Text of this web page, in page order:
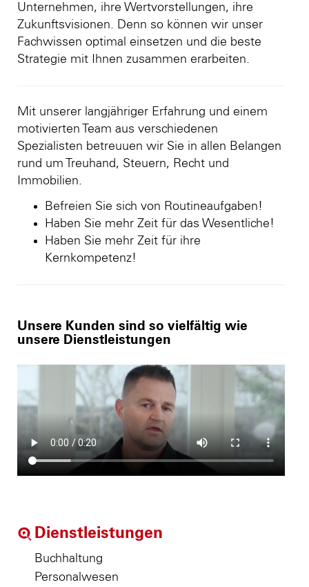
Unternehmen, ihre Wertvorstellungen, ihre
Zukunftsvisionen. Denn so können wir unser
Fachwissen optimal einsetzen und die beste
Strategie mit Ihnen zusammen erarbeiten.
Mit unserer langjähriger Erfahrung und einem
motivierten Team aus verschiedenen
Spezialisten betreuuen wir Sie in allen Belangen
rund um Treuhand, Steuern, Recht und
Immobilien.
Befreien Sie sich von Routineaufgaben!
Haben Sie mehr Zeit für das Wesentliche!
Haben Sie mehr Zeit für ihre
Kernkompetenz!
Unsere Kunden sind so vielfältig wie
unsere Dienstleistungen
Dienstleistungen
Buchhaltung
Personalwesen